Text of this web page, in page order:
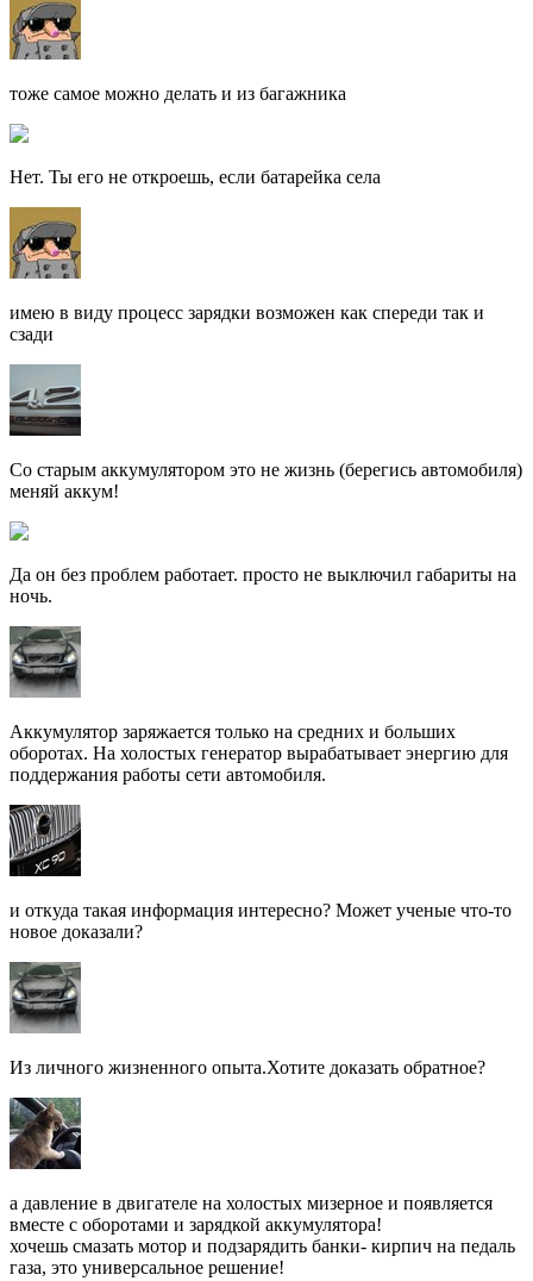
тоже самое можно делать и из багажника
Нет. Ты его не откроешь, если батарейка села
имею в виду процесс зарядки возможен как спереди так и
сзади
Со старым аккумулятором это не жизнь (берегись автомобиля)
меняй аккум!
Да он без проблем работает. просто не выключил габариты на
ночь.
Аккумулятор заряжается только на средних и больших
оборотах. На холостых генератор вырабатывает энергию для
поддержания работы сети автомобиля.
и откуда такая информация интересно? Может ученые что-то
новое доказали?
Из личного жизненного опыта.Хотите доказать обратное?
а давление в двигателе на холостых мизерное и появляется
вместе с оборотами и зарядкой аккумулятора!
хочешь смазать мотор и подзарядить банки- кирпич на педаль
газа, это универсальное решение!